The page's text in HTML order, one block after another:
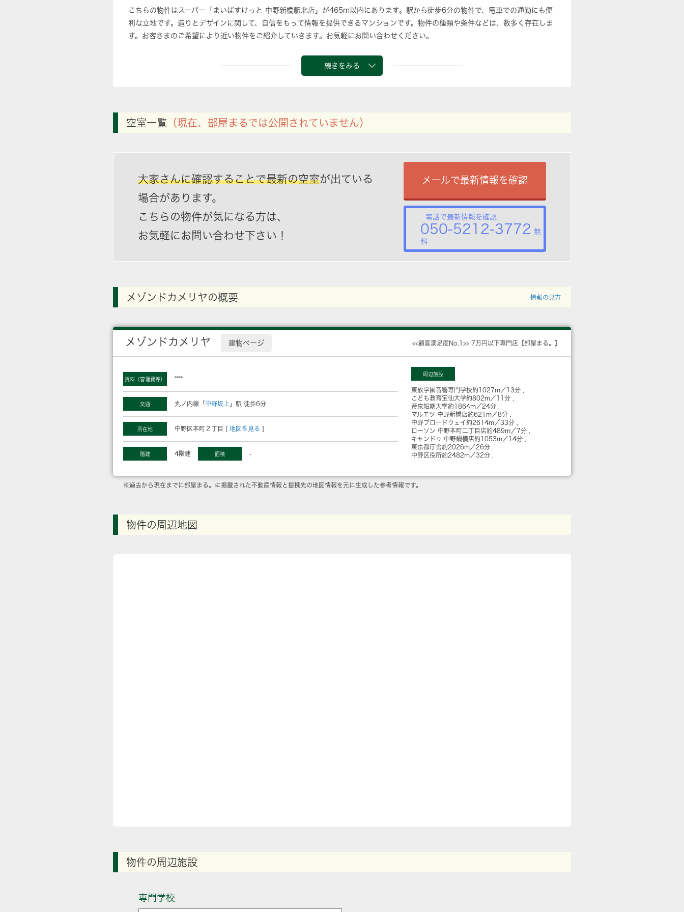
こちらの物件はスーパー「まいばすけっと 中野新橋駅北店」が465m以内にあります。駅から徒歩6分の物件で、電車での通勤にも便
利な立地です。造りとデザインに関して、自信をもって情報を提供できるマンションです。物件の種類や条件などは、数多く存在しま
す。お客さまのご希望により近い物件をご紹介していきます。お気軽にお問い合わせください。
続きをみる
空室一覧 （現在、部屋まるでは公開されていません）
大家さんに確認することで最新の空室が出ている
場合があります。
こちらの物件が気になる方は、
お気軽にお問い合わせ下さい！
メールで最新情報を確認
電話で最新情報を確認
050-5212-3772 無
料
メゾンドカメリヤの概要 情報の見方
メゾンドカメリヤ 建物ページ <<顧客満足度No.1>> 7万円以下専門店【部屋まる。】
賃料（管理費等） ****
交通 丸ノ内線「 中野坂上 」駅 徒歩6分
所在地 中野区本町２丁目 [ 地図を見る ]
階建 4階建 面積 -
周辺施設
東放学園音響専門学校約1027m／13分
こども教育宝仙大学約802m／11分
帝京短期大学約1864m／24分
マルエツ 中野新橋店約621m／8分
中野ブロードウェイ約2614m／33分
ローソン 中野本町二丁目店約489m／7分
キャンドゥ 中野鍋横店約1053m／14分
東京都庁舎約2026m／26分
中野区役所約2482m／32分
※過去から現在までに部屋まる。に掲載された不動産情報と提携先の地図情報を元に生成した参考情報です。
物件の周辺地図
物件の周辺施設
専門学校